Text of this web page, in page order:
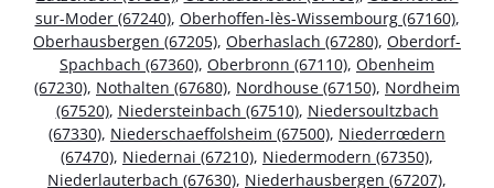
sur-Moder (67240), Oberhoffen-lès-Wissembourg (67160),
Oberhausbergen (67205), Oberhaslach (67280), Oberdorf-
Spachbach (67360), Oberbronn (67110), Obenheim
(67230), Nothalten (67680), Nordhouse (67150), Nordheim
(67520), Niedersteinbach (67510), Niedersoultzbach
(67330), Niederschaeffolsheim (67500), Niederrœdern
(67470), Niedernai (67210), Niedermodern (67350),
Niederlauterbach (67630), Niederhausbergen (67207),